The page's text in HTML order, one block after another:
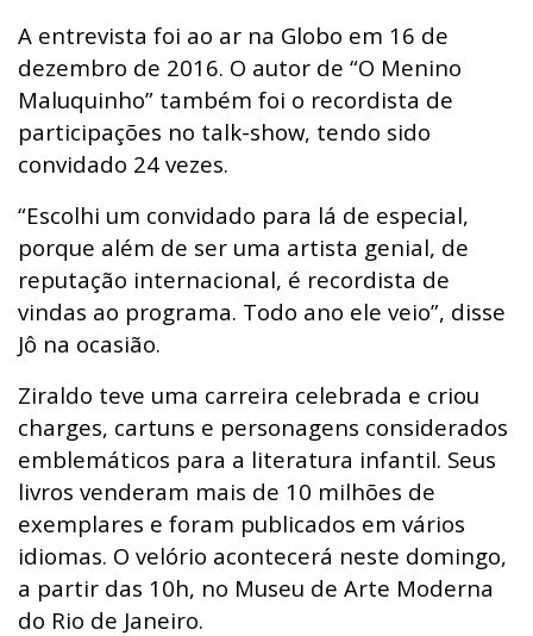
A entrevista foi ao ar na Globo em 16 de
dezembro de 2016. O autor de “O Menino
Maluquinho” também foi o recordista de
participações no talk-show, tendo sido
convidado 24 vezes.
“Escolhi um convidado para lá de especial,
porque além de ser uma artista genial, de
reputação internacional, é recordista de
vindas ao programa. Todo ano ele veio”, disse
Jô na ocasião.
Ziraldo teve uma carreira celebrada e criou
charges, cartuns e personagens considerados
emblemáticos para a literatura infantil. Seus
livros venderam mais de 10 milhões de
exemplares e foram publicados em vários
idiomas. O velório acontecerá neste domingo,
a partir das 10h, no Museu de Arte Moderna
do Rio de Janeiro.